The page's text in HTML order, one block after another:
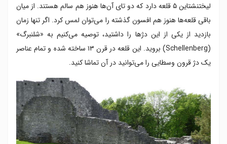
لیختنشتاین ۵ قلعه دارد که دو تای آن‌ها هنوز هم سالم هستند. از میان
باقی قلعه‌ها هنوز هم افسون گذشته را می‌توان لمس کرد. اگر تنها زمان
بازدید از یکی از این دژها را داشتید، توصیه می‌کنیم به «شلنبرگ»
(Schellenberg) بروید. این قلعه در قرن ۱۳ ساخته شده و تمام عناصر
یک دژ قرون وسطایی را می‌توانید در آن تماشا کنید.